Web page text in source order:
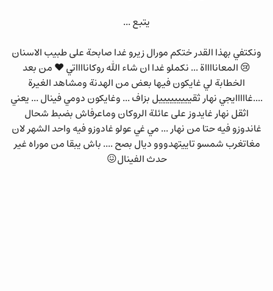
يتبع ...
ونكتفي بهذا القدر ختكم مورال زيرو غدا صابحة على طبيب الاسنان
😢 المعانااااة ... نكملو غدا ان شاء الله روكانااااتي ❤ من بعد
الخطابة لي غايكون فيها بعض من الهدنة ومشاهد الغيرة
....غااااايجي نهار ثقيييييييييل بزاف ... وغايكون دومي فينال ... يعني
اثقل نهار غايدوز على عائلة الروكان وماعرفاش بضبط شحال
غاندوزو فيه حتا من نهار ... مي غي عولو غادوزو فيه واحد الشهر لان
مغاتغرب شمسو تاييتهدووو ديال بصح .... باش يبقا من موراه غير
حدث الفينال😖